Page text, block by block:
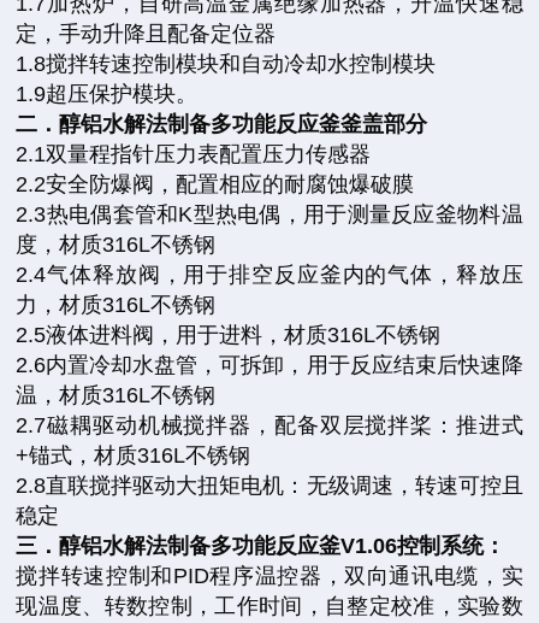
定，手动升降且配备定位器
1.8搅拌转速控制模块和自动冷却水控制模块
1.9超压保护模块。
二．醇铝水解法制备多功能反应釜釜盖部分
2.1双量程指针压力表配置压力传感器
2.2安全防爆阀，配置相应的耐腐蚀爆破膜
2.3热电偶套管和K型热电偶，用于测量反应釜物料温
度，材质316L不锈钢
2.4气体释放阀，用于排空反应釜内的气体，释放压
力，材质316L不锈钢
2.5液体进料阀，用于进料，材质316L不锈钢
2.6内置冷却水盘管，可拆卸，用于反应结束后快速降
温，材质316L不锈钢
2.7磁耦驱动机械搅拌器，配备双层搅拌桨：推进式
+锚式，材质316L不锈钢
2.8直联搅拌驱动大扭矩电机：无级调速，转速可控且
稳定
三．醇铝水解法制备多功能反应釜V1.06控制系统：
搅拌转速控制和PID程序温控器，双向通讯电缆，实
现温度、转数控制，工作时间，自整定校准，实验数